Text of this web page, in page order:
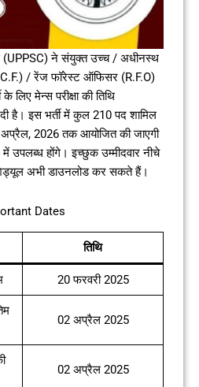
(UPPSC) ने संयुक्त उच्च / अधीनस्थ
/ रेंज फॉरेस्ट ऑफिसर (R.F.O)
लिए मेन्स परीक्षा की तिथि
है। इस भर्ती में कुल 210 पद शामिल
अप्रैल, 2026 तक आयोजित की जाएगी
में उपलब्ध होंगे। इच्छुक उम्मीदवार नीचे
शेड्यूल अभी डाउनलोड कर सकते हैं।
Dates
तिथि
20 फरवरी 2025
02 अप्रैल 2025
02 अप्रैल 2025